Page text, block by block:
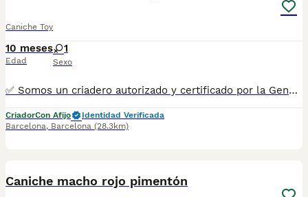
Caniche Toy
10 meses
Edad
1
Sexo
✅ Somos un criadero autorizado y certificado por la Generalitat de Catalunya. PARA MÁS INFORMACIÓN: ☎️ 933095977 📱 685878504 / 674320847 💻 www.aquanatura.es 🚙 Hacemos envíos 📌 Calle Roger de Flor 45, muy cerca del Arc de Triomf de Barcelona, de Lunes a Sábados. Se entregan con la mayoría de sus vacunas, desparasitados interna y externamente, con microchip y su registro, cartilla sanitaria y contrato de garantías, bajo la supervisión de nuestro equipo veterinario. AQUANATURA
CriadorCon Afijo
Identidad Verificada
Barcelona, Barcelona (28.3km)
Caniche macho rojo pimentón